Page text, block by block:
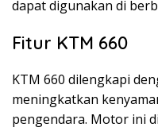
dapat digunakan di
Fitur KTM 660
KTM 660 dilengkapi
meningkatkan
pengendara. Motor ini